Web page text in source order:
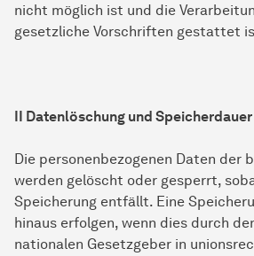
nicht möglich ist und die
gesetzliche Vorschriften gestattet
II Datenlöschung und Speicherdauer
Die personenbezogenen Daten der
werden gelöscht oder gesperrt,
Speicherung entfällt. Eine
hinaus erfolgen, wenn dies durch
nationalen Gesetzgeber in